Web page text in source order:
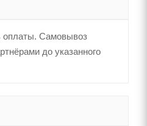
оплаты. Самовывоз
до указанного